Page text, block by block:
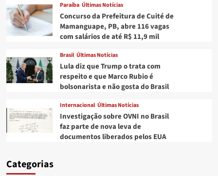
Paraíba Últimas Notícias
Concurso da Prefeitura de Cuité de
Mamanguape, PB, abre 116 vagas
com salários de até R$ 11,9 mil
Brasil Últimas Notícias
Lula diz que Trump o trata com
respeito e que Marco Rubio é
bolsonarista e não gosta do Brasil
Internacional Últimas Notícias
Investigação sobre OVNI no Brasil
faz parte de nova leva de
documentos liberados pelos EUA
Categorias